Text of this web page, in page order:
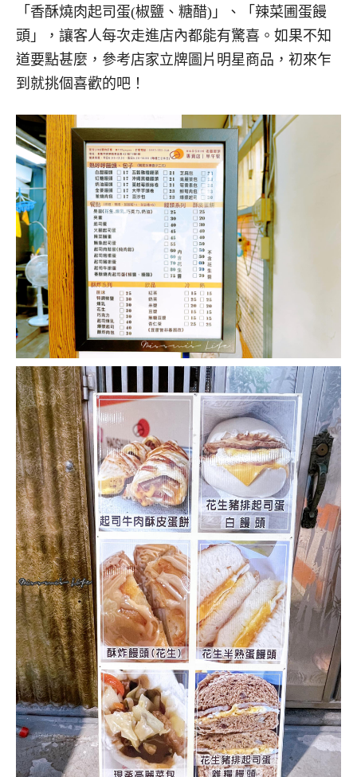
「香酥燒肉起司蛋(椒鹽、糖醋)」、「辣菜圃蛋饅
頭」，讓客人每次走進店內都能有驚喜。如果不知
道要點甚麼，參考店家立牌圖片明星商品，初來乍
到就挑個喜歡的吧！